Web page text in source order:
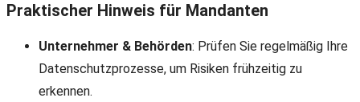
Praktischer Hinweis für Mandanten
Unternehmer & Behörden: Prüfen Sie regelmäßig Ihre
Datenschutzprozesse, um Risiken frühzeitig zu
erkennen.